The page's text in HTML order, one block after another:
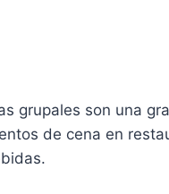
grupales son una
de cena en